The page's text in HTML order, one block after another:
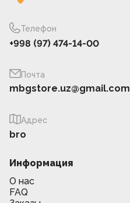
Телефон
+998 (97) 474-14-00
Почта
mbgstore.uz@gmail.com
Адрес
bro
Информация
О нас
FAQ